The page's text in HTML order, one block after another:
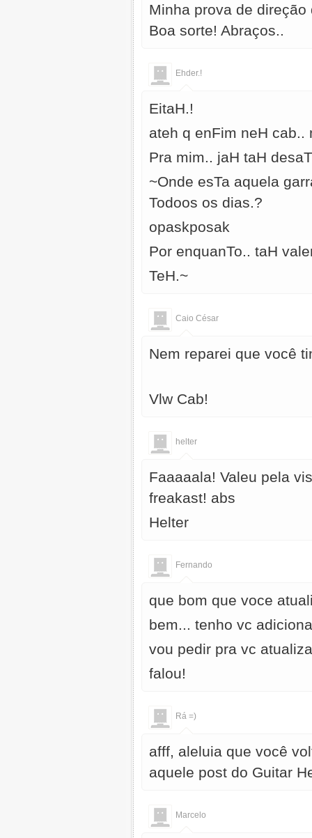
Minha prova de
Boa sorte! Abraços..
Ehder.!
EitaH.!
ateh q enFim neH cab..
Pra mim.. jaH taH
~Onde esTa aquela
Todoos os dias.?
opaskposak
Por enquanTo.. taH
TeH.~
Caio César
Nem reparei que você
Vlw Cab!
helter
Faaaaala! Valeu pela
freakast! abs
Helter
Fernando
que bom que voce
bem... tenho vc
vou pedir pra vc
falou!
Rá =)
afff, aleluia que você
aquele post do Guitar
Marcelo